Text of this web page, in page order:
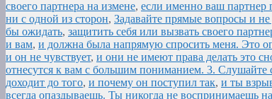
своего партнера на измене, если именно ваш партнер
ни с одной из сторон, Задавайте прямые вопросы и
бы ожидать, защитить себя или вызвать своего
и вам, и должна была напрямую спросить меня. Это
и он не чувствует, и они не имеют права делать это
отнесутся к вам с большим пониманием. 3. Слушайте
доходит до того, и почему он поступил так, и ты
всегда опаздываешь. Ты никогда не воспринимаешь